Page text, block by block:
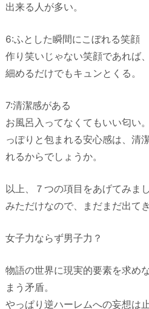
出来る人が多い。
6:ふとした瞬間にこぼれる笑顔
作り笑いじゃない笑顔であれば
細めるだけでもキュンとくる。
7:清潔感がある
お風呂入ってなくてもいい匂い
っぽりと包まれる安心感は、清
れるからでしょうか。
以上、７つの項目をあげてみま
みただけなので、まだまだ出て
女子力ならず男子力？
物語の世界に現実的要素を求め
まう矛盾。
やっぱり逆ハーレムへの妄想は